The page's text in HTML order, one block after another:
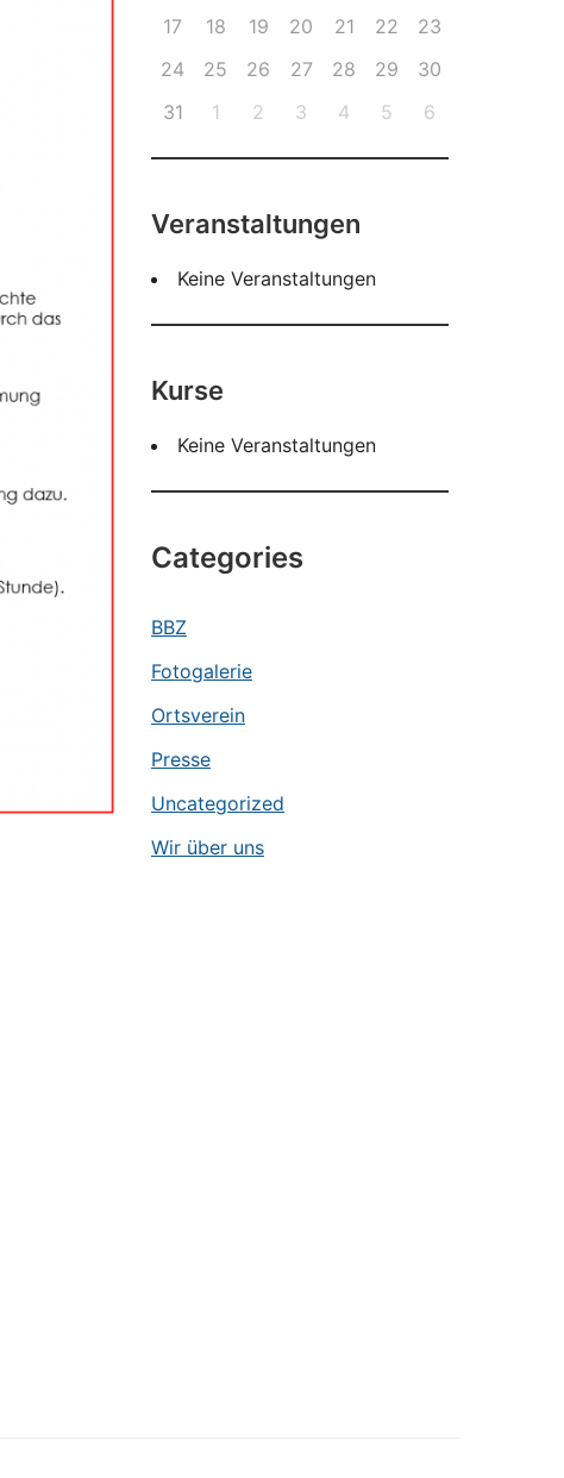
17
18 19 20 21 22
23
24
25 26 27 28 29
30
31
1 2 3 4 5 6
Veranstaltungen
Keine Veranstaltungen
Kurse
Keine Veranstaltungen
Categories
BBZ
Fotogalerie
Ortsverein
Presse
Uncategorized
Wir über uns